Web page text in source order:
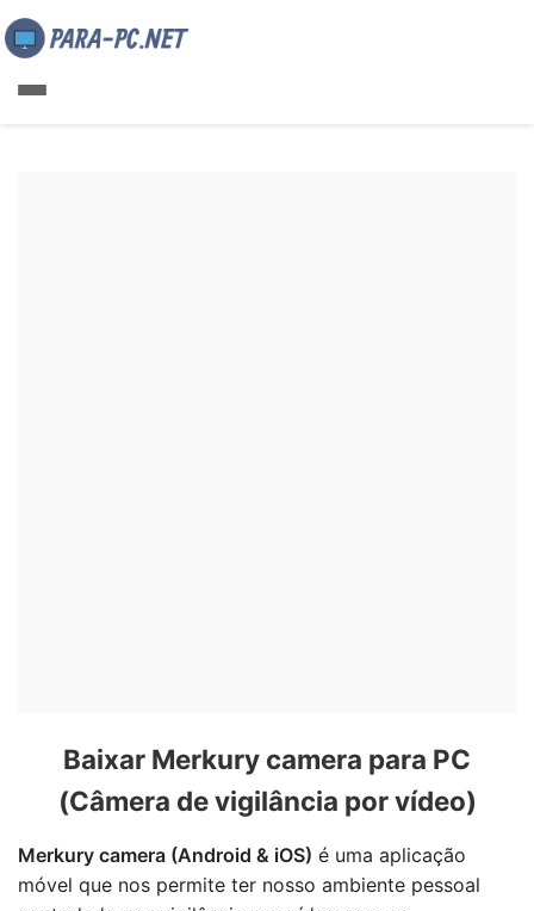
Baixar Merkury camera para PC
(Câmera de vigilância por vídeo)
Merkury camera (Android & iOS) é uma aplicação
móvel que nos permite ter nosso ambiente pessoal